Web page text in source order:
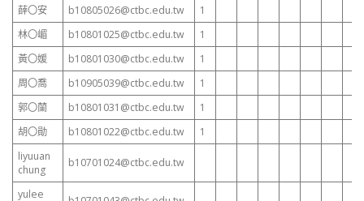
薛〇安
b10805026@ctbc.edu.tw
1
林〇嵋
b10801025@ctbc.edu.tw
1
黃〇媛
b10801030@ctbc.edu.tw
1
周〇喬
b10905039@ctbc.edu.tw
1
郭〇蘭
b10801031@ctbc.edu.tw
1
胡〇勛
b10801022@ctbc.edu.tw
1
liyuuan
chung
b10701024@ctbc.edu.tw
yulee